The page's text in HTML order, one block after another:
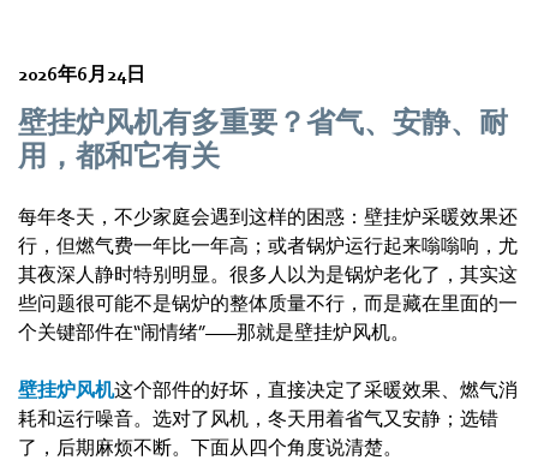
2026年6月24日
壁挂炉风机有多重要？省气、安静、耐
用，都和它有关
每年冬天，不少家庭会遇到这样的困惑：壁挂炉采暖效果还
行，但燃气费一年比一年高；或者锅炉运行起来嗡嗡响，尤
其夜深人静时特别明显。很多人以为是锅炉老化了，其实这
些问题很可能不是锅炉的整体质量不行，而是藏在里面的一
个关键部件在“闹情绪”——那就是壁挂炉风机。
壁挂炉风机这个部件的好坏，直接决定了采暖效果、燃气消
耗和运行噪音。选对了风机，冬天用着省气又安静；选错
了，后期麻烦不断。下面从四个角度说清楚。